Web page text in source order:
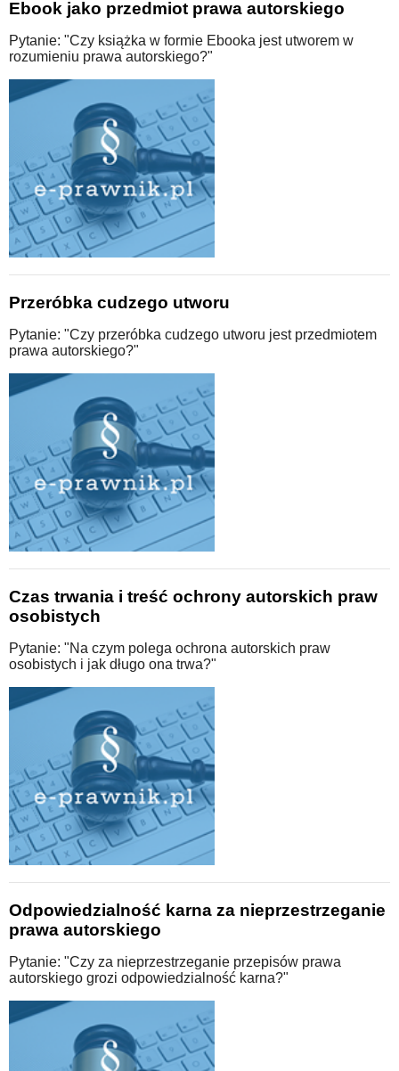
Ebook jako przedmiot prawa autorskiego
Pytanie: "Czy książka w formie Ebooka jest utworem w
rozumieniu prawa autorskiego?"
Przeróbka cudzego utworu
Pytanie: "Czy przeróbka cudzego utworu jest przedmiotem
prawa autorskiego?"
Czas trwania i treść ochrony autorskich praw
osobistych
Pytanie: "Na czym polega ochrona autorskich praw
osobistych i jak długo ona trwa?"
Odpowiedzialność karna za nieprzestrzeganie
prawa autorskiego
Pytanie: "Czy za nieprzestrzeganie przepisów prawa
autorskiego grozi odpowiedzialność karna?"